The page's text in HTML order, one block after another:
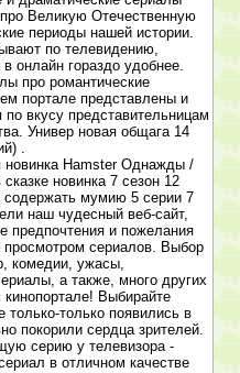
Великую Отечественную
периоды нашей истории.
по телевидению,
онлайн гораздо удобнее.
про романтические
портале представлены и
вкусу представительницам
Универ новая общага 14
.
новинка Hamster Однажды /
новинка 7 сезон 12
содержать мумию 5 серии 7
наш чудесный веб-сайт,
предпочтения и пожелания
сериалов. Выбор
комедии, ужасы,
а также, много других
Выбирайте
только-только появились в
покорили сердца зрителей.
серию у телевизора -
в отличном качестве